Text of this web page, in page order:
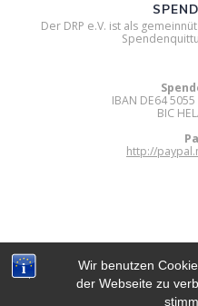
Wir benutzen
der Webseite zu
DIGITAL
Der DRP e.V. ist als
IBAN DE64
BIC
http://